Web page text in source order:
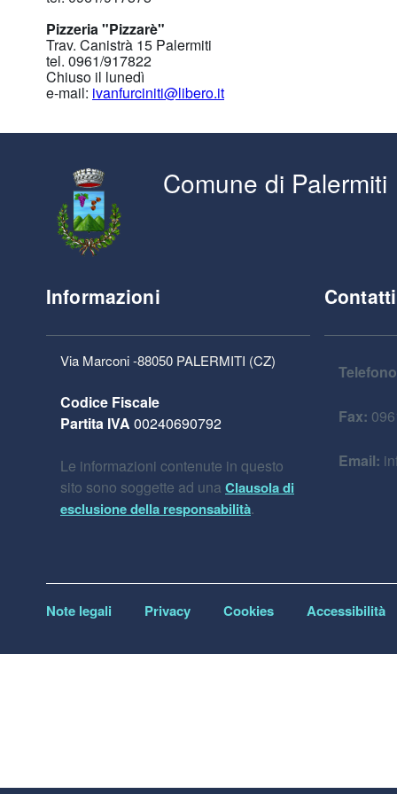
Pizzeria "Pizzarè"
Trav. Canistrà 15 Palermiti
tel. 0961/917822
Chiuso il lunedì
e-mail: ivanfurciniti@libero.it
Comune di Palermiti
Informazioni
Via Marconi -88050 PALERMITI (CZ)
Codice Fiscale
Partita IVA 00240690792
Le informazioni contenute in questo
sito sono soggette ad una Clausola di
esclusione della responsabilità.
Contatti
Fax:
Email:
Note legali Privacy Cookies Accessibilità